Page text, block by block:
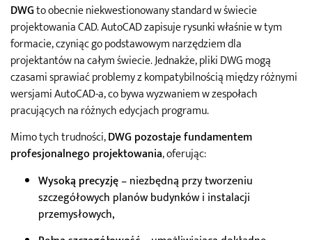
DWGto obecnie niekwestionowany standard w świecie
projektowania CAD. AutoCAD zapisuje rysunki właśnie w tym
formacie, czyniąc go podstawowym narzędziem dla
projektantów na całym świecie. Jednakże, pliki DWG mogą
czasami sprawiać problemy z kompatybilnością między różnymi
wersjami AutoCAD-a, co bywa wyzwaniem w zespołach
pracujących na różnych edycjach programu.
Mimo tych trudności,DWG pozostaje fundamentem
profesjonalnego projektowania, oferując:
Wysoką precyzję– niezbędną przy tworzeniu
szczegółowych planów budynków i instalacji
przemysłowych,